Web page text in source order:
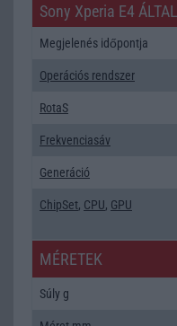
Sony Xperia E4
Megjelenés időpontja
Operációs rendszer
RotaS
Frekvenciasáv
Generáció
ChipSet, CPU, GPU
MÉRETEK
Súly g